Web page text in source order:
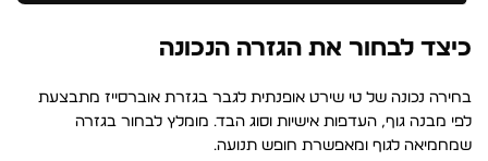
כיצד לבחור את הגזרה הנכונה
בחירה נכונה של טי שירט אופנתית לגבר בגזרת אוברסייז מתבצעת
לפי מבנה גוף, העדפות אישיות וסוג הבד. מומלץ לבחור בגזרה
שמחמיאה לגוף ומאפשרת חופש תנועה.